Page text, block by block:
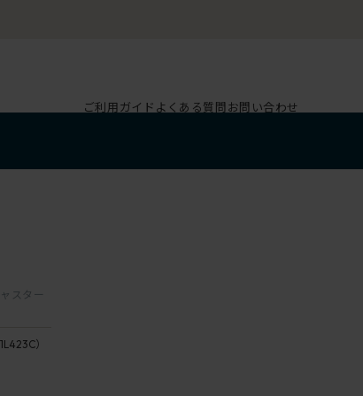
ご利用ガイド よくある質問お問い合わせ
スター
）